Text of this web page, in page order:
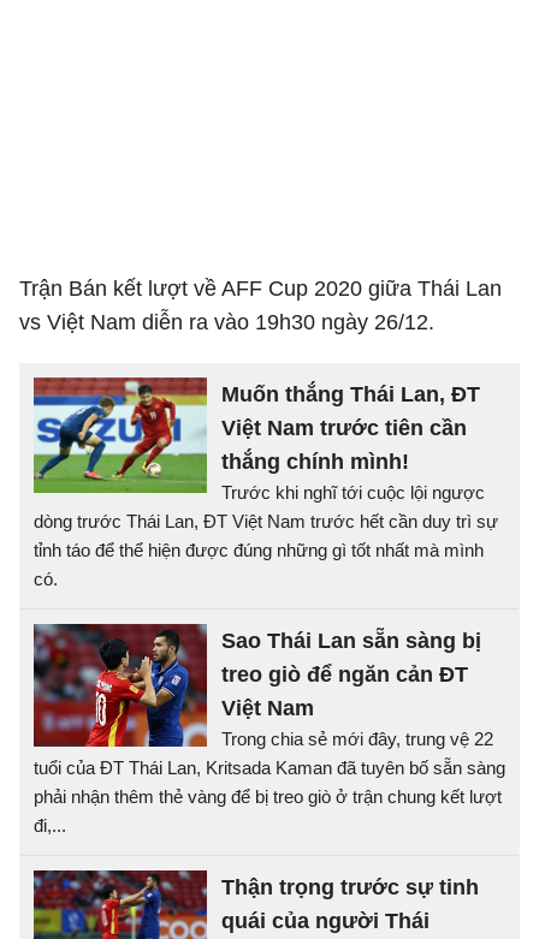
Trận Bán kết lượt về AFF Cup 2020 giữa Thái Lan
vs Việt Nam diễn ra vào 19h30 ngày 26/12.
Muốn thắng Thái Lan, ĐT
Việt Nam trước tiên cần
thắng chính mình!
Trước khi nghĩ tới cuộc lội ngược
dòng trước Thái Lan, ĐT Việt Nam trước hết cần duy trì sự
tỉnh táo để thể hiện được đúng những gì tốt nhất mà mình
có.
Sao Thái Lan sẵn sàng bị
treo giò để ngăn cản ĐT
Việt Nam
Trong chia sẻ mới đây, trung vệ 22
tuổi của ĐT Thái Lan, Kritsada Kaman đã tuyên bố sẵn sàng
phải nhận thêm thẻ vàng để bị treo giò ở trận chung kết lượt
đi,...
Thận trọng trước sự tinh
quái của người Thái